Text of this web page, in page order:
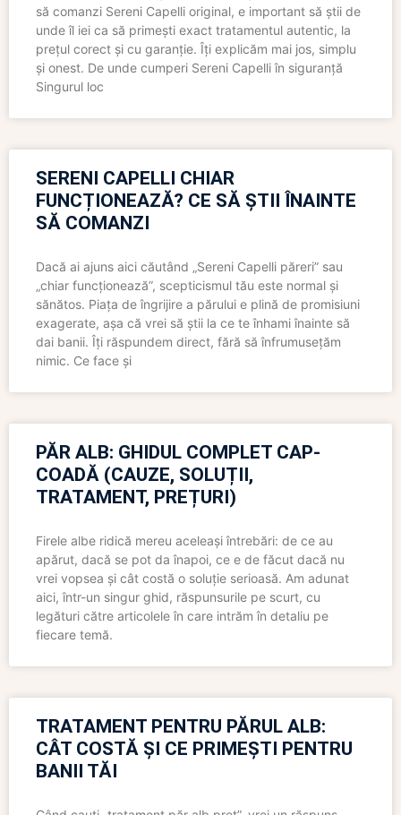
să comanzi Sereni Capelli original, e important să știi de
unde îl iei ca să primești exact tratamentul autentic, la
prețul corect și cu garanție. Îți explicăm mai jos, simplu
și onest. De unde cumperi Sereni Capelli în siguranță
Singurul loc
SERENI CAPELLI CHIAR
FUNCȚIONEAZĂ? CE SĂ ȘTII ÎNAINTE
SĂ COMANZI
Dacă ai ajuns aici căutând „Sereni Capelli păreri” sau
„chiar funcționează”, scepticismul tău este normal și
sănătos. Piața de îngrijire a părului e plină de promisiuni
exagerate, așa că vrei să știi la ce te înhami înainte să
dai banii. Îți răspundem direct, fără să înfrumusețăm
nimic. Ce face și
PĂR ALB: GHIDUL COMPLET CAP-
COADĂ (CAUZE, SOLUȚII,
TRATAMENT, PREȚURI)
Firele albe ridică mereu aceleași întrebări: de ce au
apărut, dacă se pot da înapoi, ce e de făcut dacă nu
vrei vopsea și cât costă o soluție serioasă. Am adunat
aici, într-un singur ghid, răspunsurile pe scurt, cu
legături către articolele în care intrăm în detaliu pe
fiecare temă.
TRATAMENT PENTRU PĂRUL ALB:
CÂT COSTĂ ȘI CE PRIMEȘTI PENTRU
BANII TĂI